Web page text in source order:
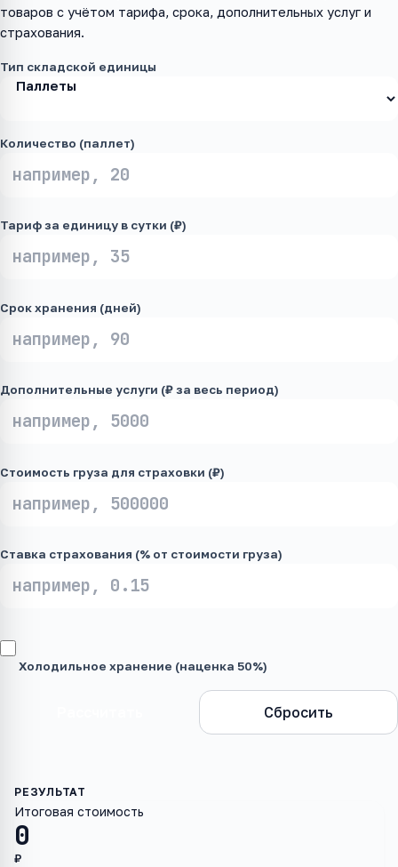
товаров с учётом тарифа, срока, дополнительных услуг и
страхования.
Тип складской единицы
Количество (паллет)
Тариф за единицу в сутки (₽)
Срок хранения (дней)
Дополнительные услуги (₽ за весь период)
Стоимость груза для страховки (₽)
Ставка страхования (% от стоимости груза)
Холодильное хранение (наценка 50%)
Сбросить
0
Итоговая стоимость
₽